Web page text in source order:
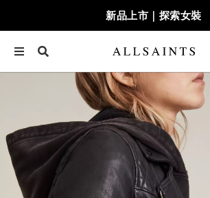
新品上市｜探索女裝